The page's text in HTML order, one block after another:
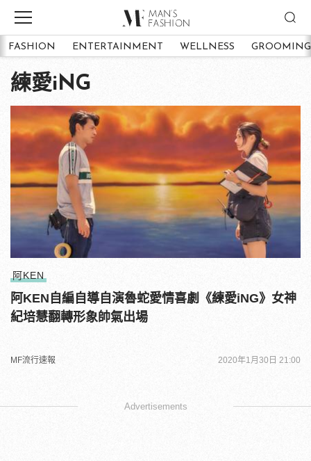
FASHION ENTERTAINMENT WELLNESS GROOMING
練愛iNG
阿KEN
阿KEN自編自導自演魯蛇愛情喜劇《練愛iNG》女神
紀培慧翻轉形象帥氣出場
MF流行速報 2020年1月30日 21:00
Advertisements